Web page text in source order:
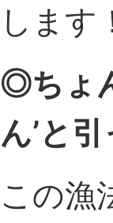
します
◎ちょ
ん’と
この漁